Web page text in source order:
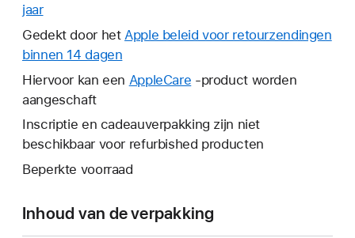
jaarHierdoor
wordt
er
nieuw
venster
geopend.
Gedekt door het Apple beleid voor retourzendingen
binnen 14 dagen
wordt
nieuw
venster
geopend.
Hiervoor kan een AppleCare Hierdoor
er
een
-product worden
aangeschaft
Inscriptie en cadeauverpakking zijn niet
beschikbaar voor refurbished producten
Beperkte voorraad
Inhoud van de verpakking